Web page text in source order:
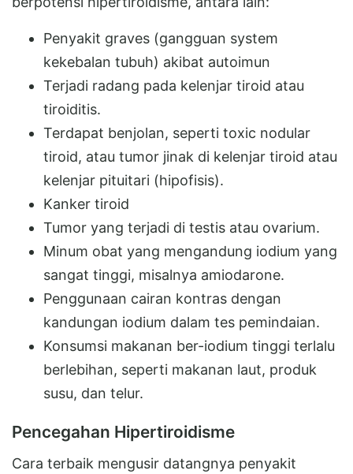
Penyakit graves (gangguan system
kekebalan tubuh) akibat autoimun
Terjadi radang pada kelenjar tiroid atau
tiroiditis.
Terdapat benjolan, seperti toxic nodular
tiroid, atau tumor jinak di kelenjar tiroid atau
kelenjar pituitari (hipofisis).
Kanker tiroid
Tumor yang terjadi di testis atau ovarium.
Minum obat yang mengandung iodium yang
sangat tinggi, misalnya amiodarone.
Penggunaan cairan kontras dengan
kandungan iodium dalam tes pemindaian.
Konsumsi makanan ber-iodium tinggi terlalu
berlebihan, seperti makanan laut, produk
susu, dan telur.
Pencegahan Hipertiroidisme
Cara terbaik mengusir datangnya penyakit